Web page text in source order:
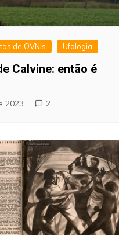
de OVNIs Ufologia
Calvine: então é
2023 2